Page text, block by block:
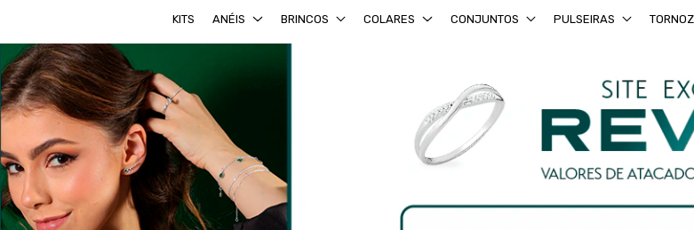
KITS ANÉIS BRINCOS COLARES CONJUNTOS PULSEIRAS